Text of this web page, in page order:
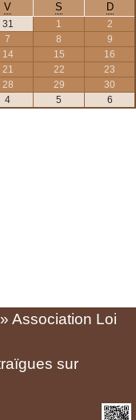
V S D
31 1
2
7 8
9
14 15
16
21 22
23
28 29
30
4 5 6
» Association Loi
sur